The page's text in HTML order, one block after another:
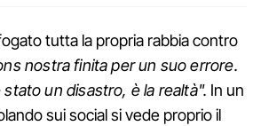
tutta la propria rabbia contro
nostra finita per un suo errore.
un disastro, è la realtà". In un
sui social si vede proprio il